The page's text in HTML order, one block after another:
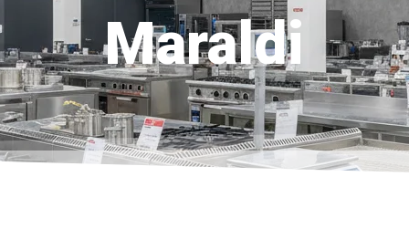
Maraldi